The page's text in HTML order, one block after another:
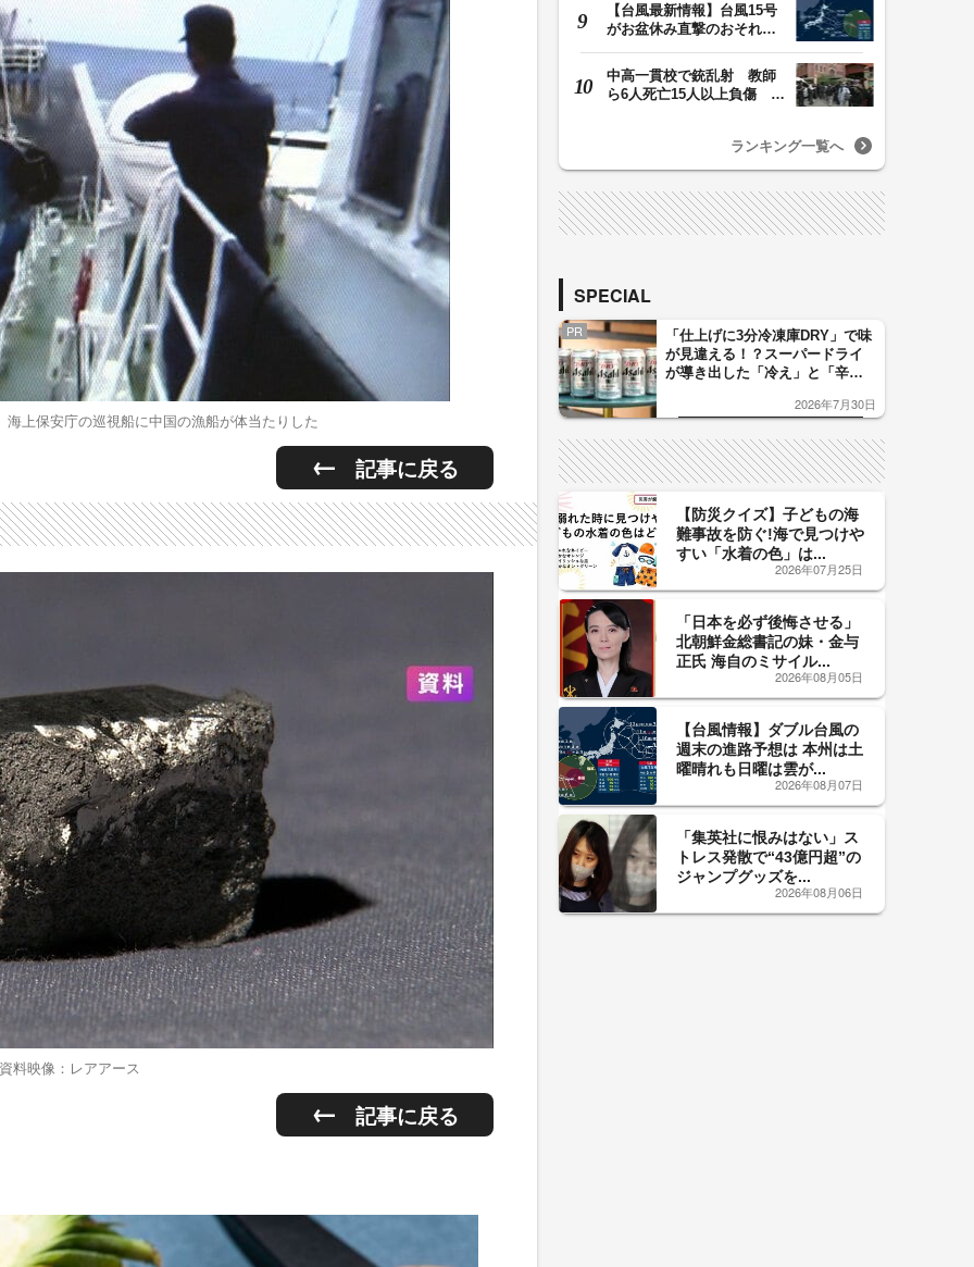
上保安庁の巡視船に中国の漁船が体当たりした
記事に戻る
資料映像：レアアース
記事に戻る
【台風最新情報】台風15号
がお盆休み直撃のおそれ
中高一貫校で銃乱射 教師
ら6人死亡15人以上負傷 容
ランキング一覧へ
SPECIAL
PR
「仕上げに3分冷凍庫DRY」で味
が見違える！？スーパードライ
が導き出した「冷え」と「辛
した「辛口カーブ」が飲み頃の
2026年7月30日
【防災クイズ】子どもの海
難事故を防ぐ!海で見つけや
すい「水着の色」は...
2026年07月25日
「日本を必ず後悔させる」
北朝鮮金総書記の妹・金与
正氏 海自のミサイル...
2026年08月05日
【台風情報】ダブル台風の
週末の進路予想は 本州は土
曜晴れも日曜は雲が...
2026年08月07日
「集英社に恨みはない」ス
トレス発散で“43億円超”の
ジャンプグッズを...
2026年08月06日